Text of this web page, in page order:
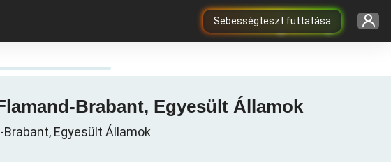
Sebességteszt futtatása
Brabant, Egyesült Államok
Egyesült Államok